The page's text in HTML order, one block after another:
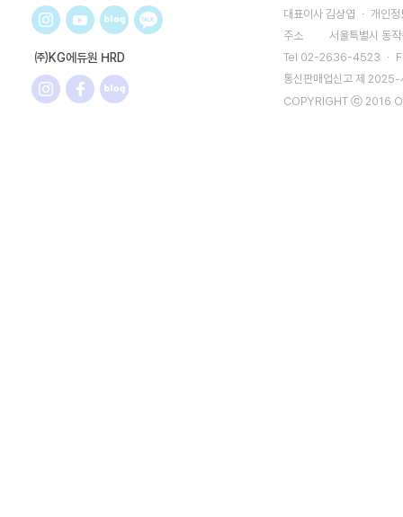
㈜KG에듀원 HRD
대표이사 김상엽 ㆍ 개인
주소
서울특별시 동
Tel 02-2636-4523 ㆍ
통신판매업신고 제
COPYRIGHT ⓒ 2016